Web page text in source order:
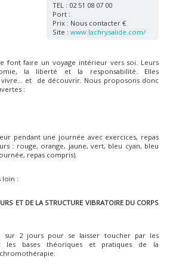
TEL : 02 51 08 07 00
Port :
Prix : Nous contacter €
Site : www.lachrysalide.com/
font faire un voyage intérieur vers soi. Leurs
la liberté et la responsabilité. Elles
et de découvrir. Nous proposons donc
:
pendant une journée avec exercices, repas
: rouge, orange, jaune, vert, bleu cyan, bleu
repas compris).
loin :
ET DE LA STRUCTURE VIBRATOIRE DU CORPS
sur 2 jours pour se laisser toucher par les
les bases théoriques et pratiques de la